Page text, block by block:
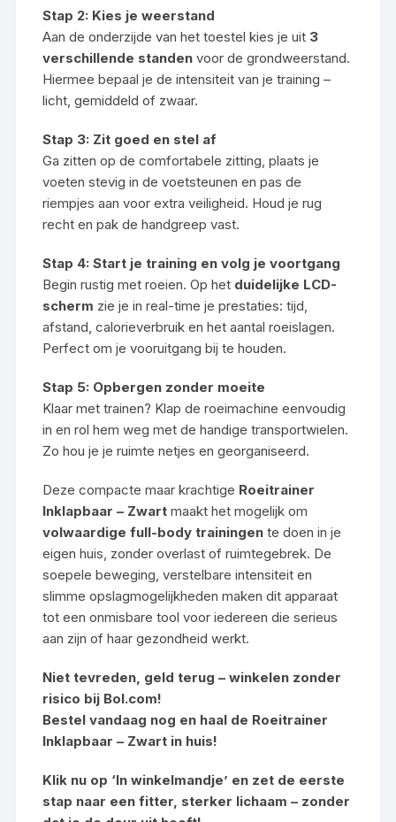
Stap 2: Kies je weerstand
Aan de onderzijde van het toestel kies je uit 3
verschillende standen voor de grondweerstand.
Hiermee bepaal je de intensiteit van je training –
licht, gemiddeld of zwaar.
Stap 3: Zit goed en stel af
Ga zitten op de comfortabele zitting, plaats je
voeten stevig in de voetsteunen en pas de
riempjes aan voor extra veiligheid. Houd je rug
recht en pak de handgreep vast.
Stap 4: Start je training en volg je voortgang
Begin rustig met roeien. Op het duidelijke LCD-
scherm zie je in real-time je prestaties: tijd,
afstand, calorieverbruik en het aantal roeislagen.
Perfect om je vooruitgang bij te houden.
Stap 5: Opbergen zonder moeite
Klaar met trainen? Klap de roeimachine eenvoudig
in en rol hem weg met de handige transportwielen.
Zo hou je je ruimte netjes en georganiseerd.
Deze compacte maar krachtige Roeitrainer
Inklapbaar – Zwart maakt het mogelijk om
volwaardige full-body trainingen te doen in je
eigen huis, zonder overlast of ruimtegebrek. De
soepele beweging, verstelbare intensiteit en
slimme opslagmogelijkheden maken dit apparaat
tot een onmisbare tool voor iedereen die serieus
aan zijn of haar gezondheid werkt.
Niet tevreden, geld terug – winkelen zonder
risico bij Bol.com!
Bestel vandaag nog en haal de Roeitrainer
Inklapbaar – Zwart in huis!
Klik nu op ‘In winkelmandje’ en zet de eerste
stap naar een fitter, sterker lichaam – zonder